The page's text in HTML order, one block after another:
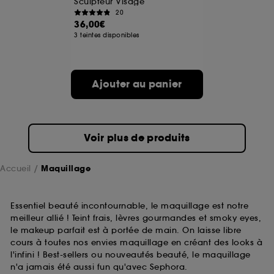
20
36,00€
3 teintes disponibles
Ajouter au panier
Voir plus de produits
Accueil Maquillage
Essentiel beauté incontournable, le maquillage est notre
meilleur allié ! Teint frais, lèvres gourmandes et smoky eyes,
le makeup parfait est à portée de main. On laisse libre
cours à toutes nos envies maquillage en créant des looks à
l'infini ! Best-sellers ou nouveautés beauté, le maquillage
n'a jamais été aussi fun qu'avec Sephora.
A l'exception des cookies techniques, le dépôt et la
lecture de ces traceurs requiert votre accord. Vous
choix" ci-dessous ou décider de "tout accepter".
Sephora pourra associer les informations de
navigation collectées par ces Cookies, pour les
sur "continuer sans accepter". Voous pouvez à tout
moment choisir de retirer votrte consentement. Si vous
souhaitez obtenir plus d'information sur les cookies